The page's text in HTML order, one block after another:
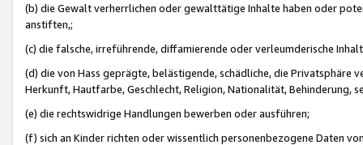
(b) die Gewalt verherrlichen oder gewalttätige Inhalte haben oder
anstiften,;
(c) die falsche, irreführende, diffamierende oder verleumderische
(d) die von Hass geprägte, belästigende, schädliche, die Privatsphäre
Herkunft, Hautfarbe, Geschlecht, Religion, Nationalität, Behinderung,
(e) die rechtswidrige Handlungen bewerben oder ausführen;
(f) sich an Kinder richten oder wissentlich personenbezogene Daten